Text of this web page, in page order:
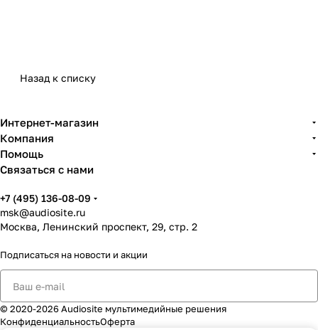
эксплуатации и предсказуемый результат. В
пространств, корпоративных помещений,
небольших сцен, презентационных зон и
мобильных event-комплектов.
оборудование ALTO под конкретную задачу:
фоновое озвучивание, речь, музыка,
презентации, небольшая сцена или
акустические условия, режим работы и
совместимость с существующей
аудиосистемой.
Назад к списку
Интернет-магазин
Компания
Помощь
Связаться с нами
+7 (495) 136-08-09
msk@audiosite.ru
Москва, Ленинский проспект, 29, стр. 2
Подписаться на новости и акции
© 2020-2026 Audiosite мультимедийные решения
КонфиденциальностьОферта